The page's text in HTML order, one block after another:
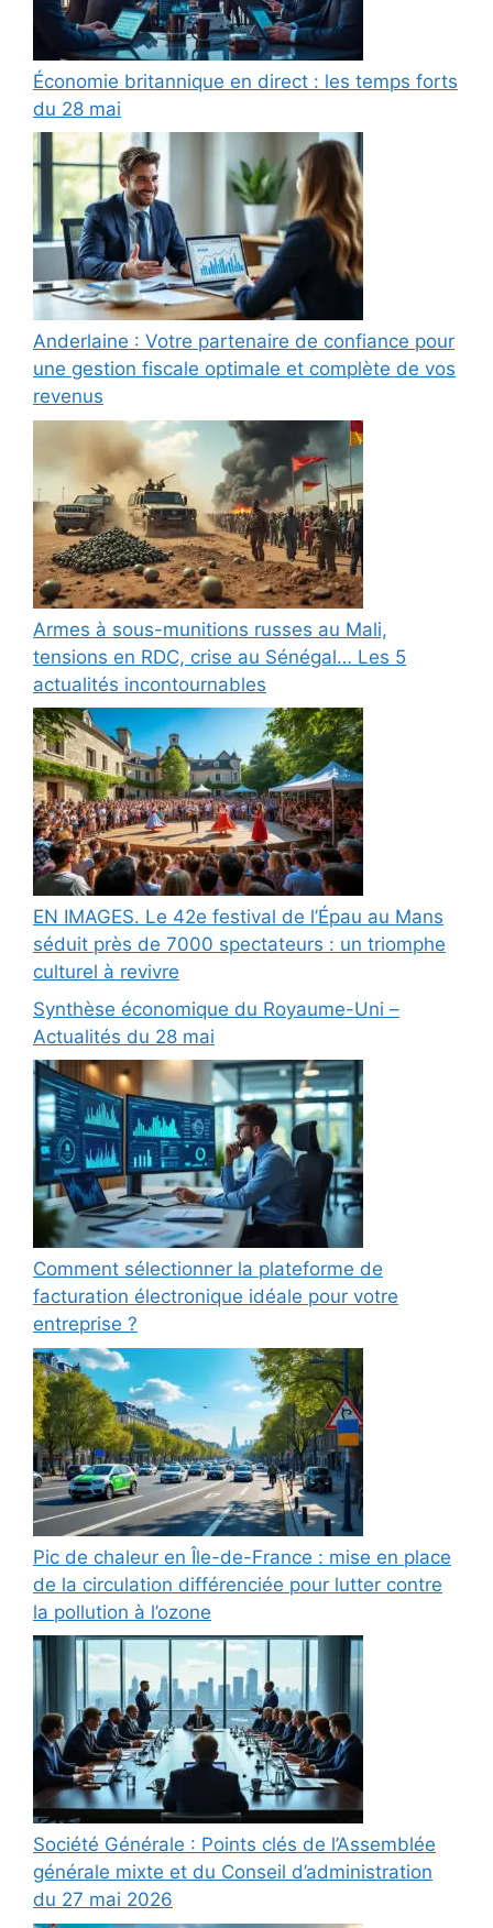
Économie britannique en direct : les temps forts
du 28 mai
Anderlaine : Votre partenaire de confiance pour
une gestion fiscale optimale et complète de vos
revenus
Armes à sous-munitions russes au Mali,
tensions en RDC, crise au Sénégal… Les 5
actualités incontournables
EN IMAGES. Le 42e festival de l’Épau au Mans
séduit près de 7000 spectateurs : un triomphe
culturel à revivre
Synthèse économique du Royaume-Uni –
Actualités du 28 mai
Comment sélectionner la plateforme de
facturation électronique idéale pour votre
entreprise ?
Pic de chaleur en Île-de-France : mise en place
de la circulation différenciée pour lutter contre
la pollution à l’ozone
Société Générale : Points clés de l’Assemblée
générale mixte et du Conseil d’administration
du 27 mai 2026